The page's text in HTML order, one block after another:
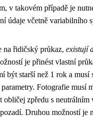
v takovém případě je
údaje včetně variabilního
na řidičský průkaz, existují
je přinést vlastní
být starší než 1 rok a musí
parametry. Fotografie musí
obličej zpředu s neutrálním
Druhou možností je